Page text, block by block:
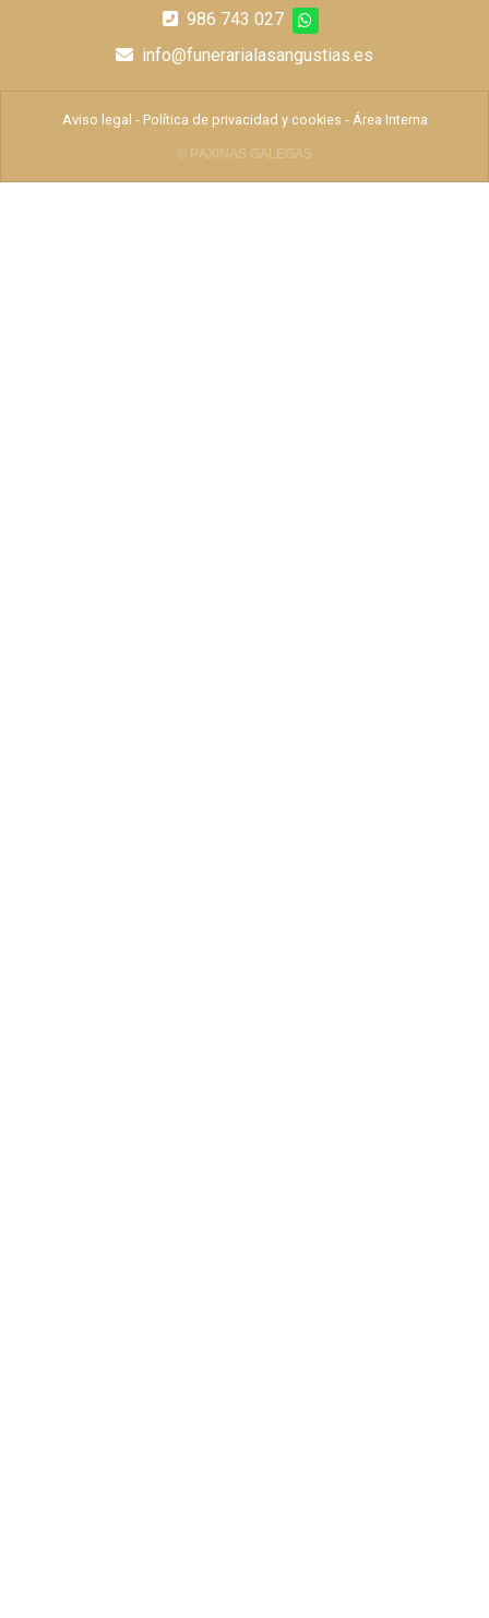
986 743 027
info@funerarialasangustias.es
Aviso legal - Política de privacidad y cookies - Área Interna
© PÁXINAS GALEGAS